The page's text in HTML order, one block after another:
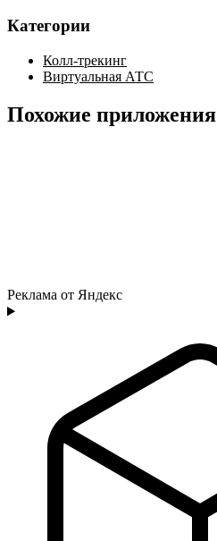
Категории
Колл-трекинг
Виртуальная АТС
Похожие приложения
Реклама от Яндекс